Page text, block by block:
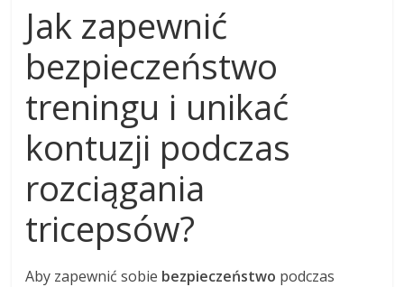
Jak zapewnić
bezpieczeństwo
treningu i unikać
kontuzji podczas
rozciągania
tricepsów?
Aby zapewnić sobie bezpieczeństwo podczas